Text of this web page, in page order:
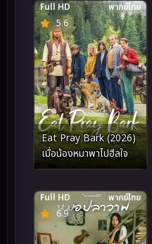
5.6
Full HD พากย์ไทย
Eat Pray Bark (2026)
เมื่อน้องหมาพาไปฮีลใจ
6.9
Full HD พากย์ไทย